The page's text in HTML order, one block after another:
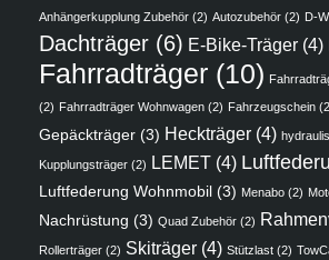
Anhängerkupplung Zubehör (2) Autozubehör (2) D-
Dachträger (6) E-Bike-Träger (4)
Fahrradträger (10)
(2) Fahrradträger Wohnwagen (2) Fahrzeugschein
Gepäckträger (3) Heckträger (4)
Kupplungsträger (2) LEMET (4)
Luftfederung Wohnmobil (3) Menabo (2)
Nachrüstung (3) Quad Zubehör (2)
Rollerträger (2) Skiträger (4) Stützlast (2)